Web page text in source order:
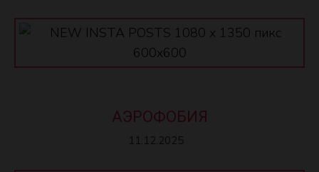
АЭРОФОБИЯ
11.12.2025